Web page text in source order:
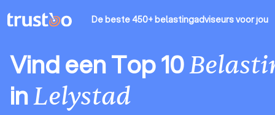
De beste 450+ belastingadviseursvoor jou
Vind een Top 10
inLelystad